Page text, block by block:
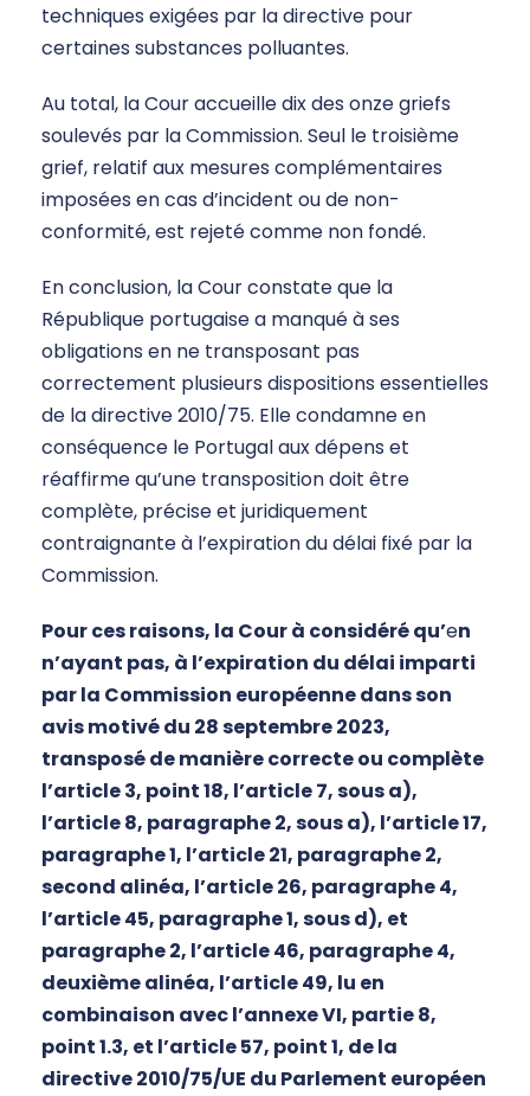
techniques exigées par la directive pour
certaines substances polluantes.
Au total, la Cour accueille dix des onze griefs
soulevés par la Commission. Seul le troisième
grief, relatif aux mesures complémentaires
imposées en cas d’incident ou de non-
conformité, est rejeté comme non fondé.
En conclusion, la Cour constate que la
République portugaise a manqué à ses
obligations en ne transposant pas
correctement plusieurs dispositions essentielles
de la directive 2010/75. Elle condamne en
conséquence le Portugal aux dépens et
réaffirme qu’une transposition doit être
complète, précise et juridiquement
contraignante à l’expiration du délai fixé par la
Commission.
Pour ces raisons, la Cour à considéré qu’en
n’ayant pas, à l’expiration du délai imparti
par la Commission européenne dans son
avis motivé du 28 septembre 2023,
transposé de manière correcte ou complète
l’article 3, point 18, l’article 7, sous a),
l’article 8, paragraphe 2, sous a), l’article 17,
paragraphe 1, l’article 21, paragraphe 2,
second alinéa, l’article 26, paragraphe 4,
l’article 45, paragraphe 1, sous d), et
paragraphe 2, l’article 46, paragraphe 4,
deuxième alinéa, l’article 49, lu en
combinaison avec l’annexe VI, partie 8,
point 1.3, et l’article 57, point 1, de la
directive 2010/75/UE du Parlement européen